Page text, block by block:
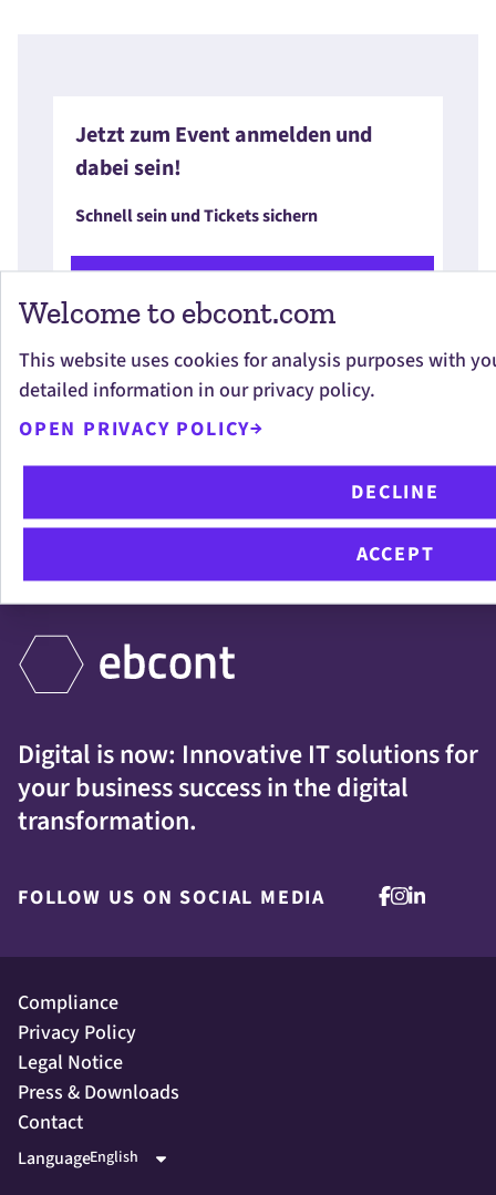
Welcome to ebcont.com
This website uses cookies for analysis purposes with
detailed information in our privacy policy.
OPEN PRIVACY POLICY
DECLINE
ACCEPT
Jetzt zum Event anmelden und
dabei sein!
Schnell sein und Tickets sichern
Digital is now: Innovative IT solutions for
your business success in the digital
transformation.
FOLLOW US ON SOCIAL MEDIA
Compliance
Privacy Policy
Legal Notice
Press & Downloads
Contact
Language